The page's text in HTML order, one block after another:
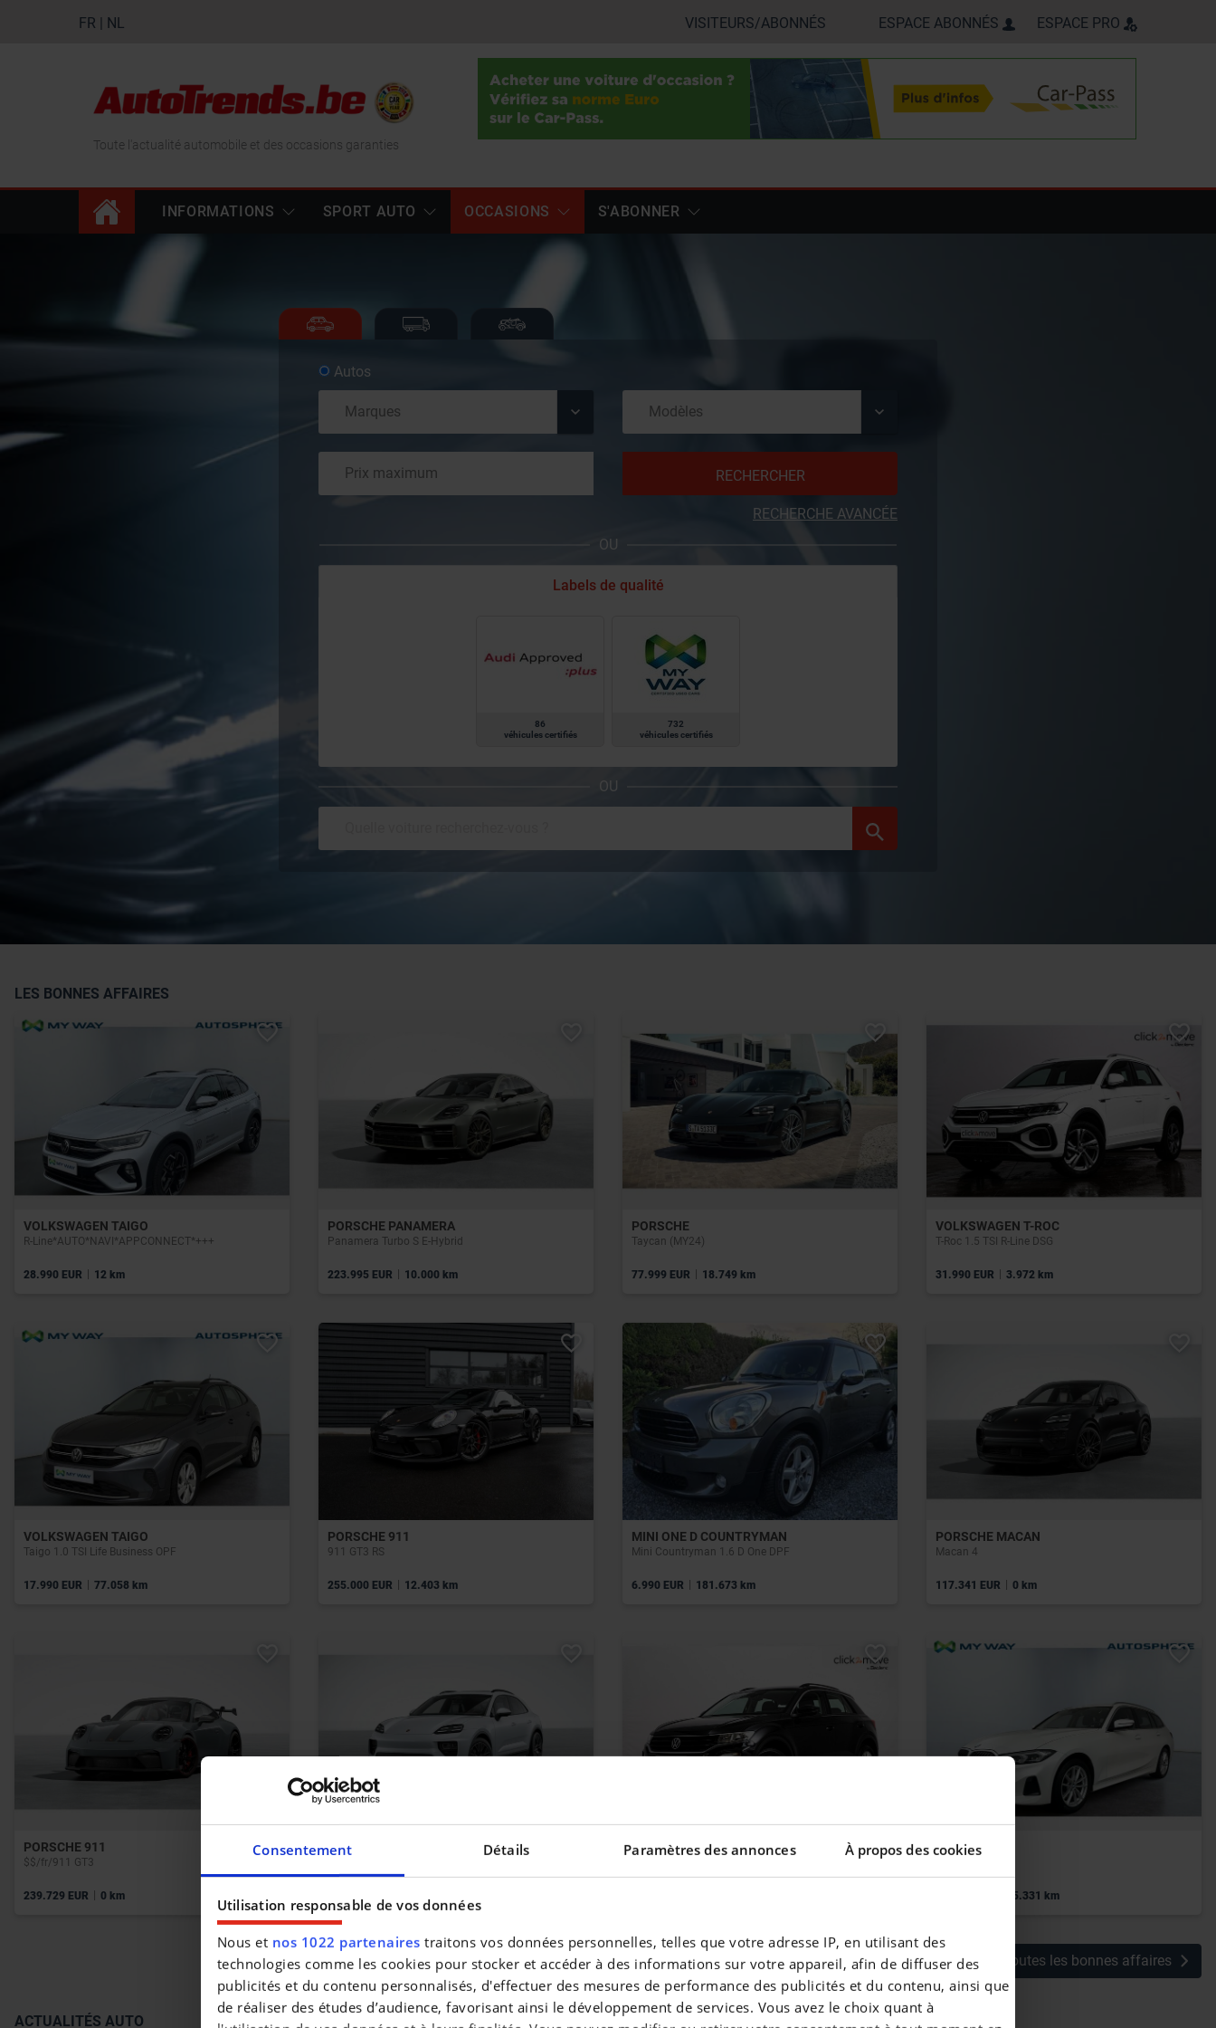
Consentement Détails Paramètres des annonces À propos des cookies
Utilisation responsable de vos données
Nous et nos 1022 partenaires traitons vos données personnelles, telles que votre adresse IP, en utilisant des
technologies comme les cookies pour stocker et accéder à des informations sur votre appareil, afin de diffuser des
publicités et du contenu personnalisés, d'effectuer des mesures de performance des publicités et du contenu, ainsi que
de réaliser des études d’audience, favorisant ainsi le développement de services. Vous avez le choix quant à
FR | NL VISITEURS/ABONNÉS ESPACE ABONNÉS ESPACE PRO
Toute l'actualité automobile et des occasions garanties
INFORMATIONS SPORT AUTO OCCASIONS S'ABONNER
Autos
RECHERCHER
RECHERCHE AVANCÉE
OU
Labels de qualité
86
véhicules certifiés
732
véhicules certifiés
OU
LES BONNES AFFAIRES
VOLKSWAGEN TAIGO
R-Line*AUTO*NAVI*APPCONNECT*+++
28.990 EUR | 12 km
PORSCHE PANAMERA
Panamera Turbo S E-Hybrid
223.995 EUR | 10.000 km
PORSCHE
Taycan (MY24)
77.999 EUR | 18.749 km
VOLKSWAGEN T-ROC
T-Roc 1.5 TSI R-Line DSG
31.990 EUR | 3.972 km
VOLKSWAGEN TAIGO
Taigo 1.0 TSI Life Business OPF
17.990 EUR | 77.058 km
PORSCHE 911
911 GT3 RS
255.000 EUR | 12.403 km
MINI ONE D COUNTRYMAN
Mini Countryman 1.6 D One DPF
6.990 EUR | 181.673 km
PORSCHE MACAN
Macan 4
117.341 EUR | 0 km
PORSCHE 911
$$/fr/911 GT3
239.729 EUR | 0 km
PORSCHE MACAN VOLKSWAGEN T-ROC BMW SÉRIE 3
45.331 km
Voir toutes les bonnes affaires
ACTUALITÉS AUTO